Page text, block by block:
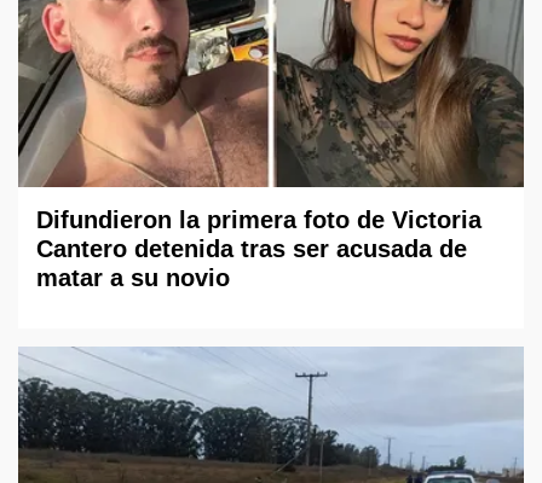
Difundieron la primera foto de Victoria
Cantero detenida tras ser acusada de
matar a su novio